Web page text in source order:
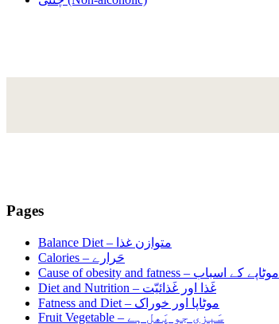
Pages
Balance Diet – متوازن غذا
Calories – حَرارے
Cause of obesity and fatness – موٹاپے کے اسباب
Diet and Nutrition – غَذا اور غَذائیّت
Fatness and Diet – موٹاپا اور خوراک
Fruit Vegetable – سَبزی جو پَھل ہے